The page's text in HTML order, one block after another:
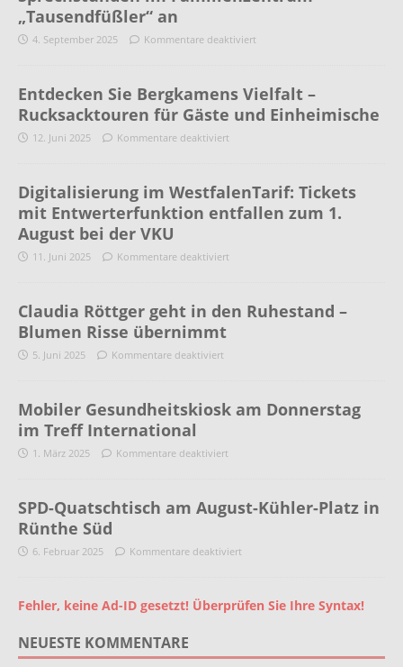
„Tausendfüßler“ an
4. September 2025 Kommentare deaktiviert
Entdecken Sie Bergkamens Vielfalt –
Rucksacktouren für Gäste und Einheimische
12. Juni 2025 Kommentare deaktiviert
Digitalisierung im WestfalenTarif: Tickets
mit Entwerterfunktion entfallen zum 1.
August bei der VKU
11. Juni 2025 Kommentare deaktiviert
Claudia Röttger geht in den Ruhestand –
Blumen Risse übernimmt
5. Juni 2025 Kommentare deaktiviert
Mobiler Gesundheitskiosk am Donnerstag
im Treff International
1. März 2025 Kommentare deaktiviert
SPD-Quatschtisch am August-Kühler-Platz in
Rünthe Süd
6. Februar 2025 Kommentare deaktiviert
Fehler, keine Ad-ID gesetzt! Überprüfen Sie Ihre Syntax!
NEUESTE KOMMENTARE